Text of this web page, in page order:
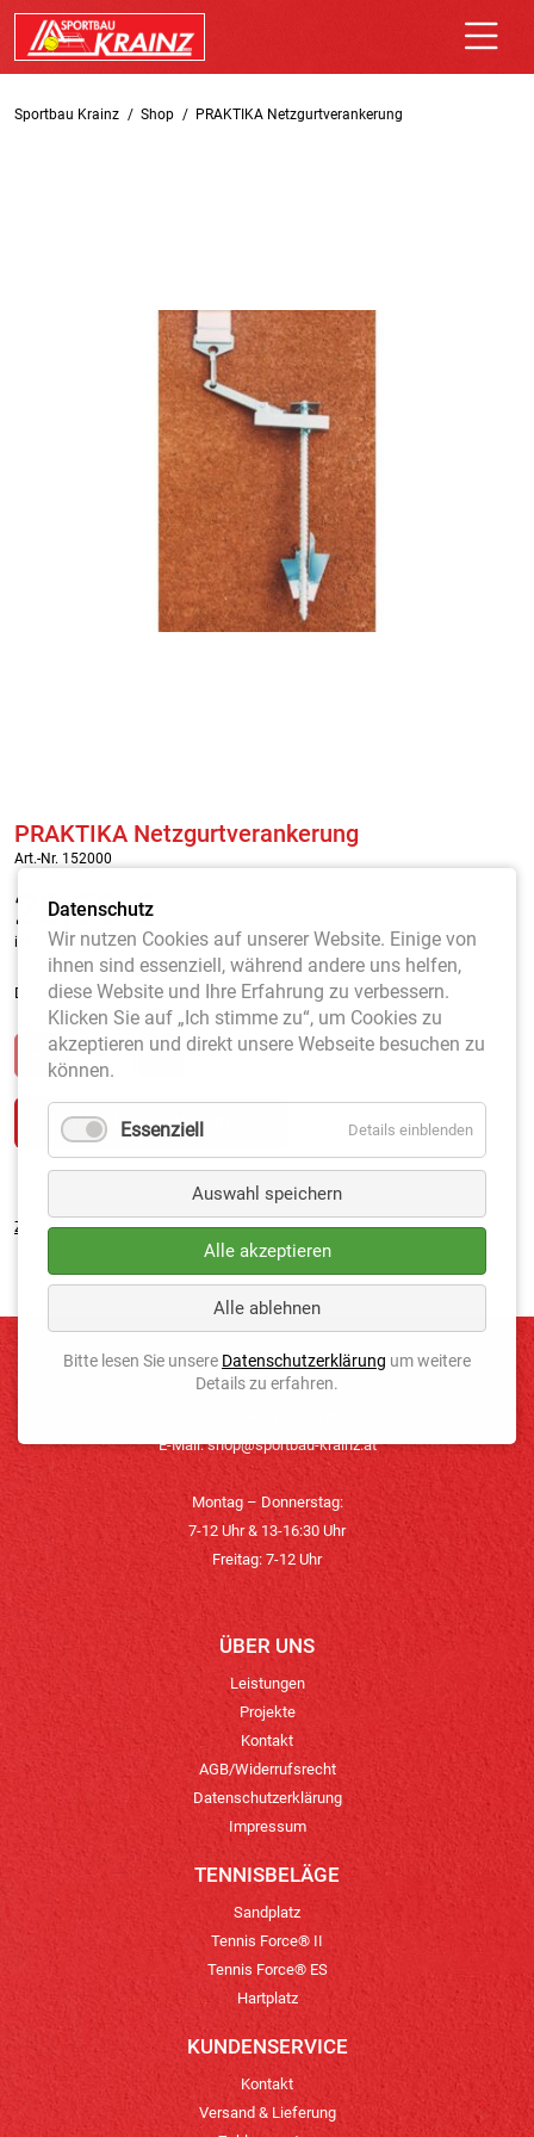
Sportbau Krainz Shop PRAKTIKA Netzgurtverankerung
PRAKTIKA Netzgurtverankerung
Art.-Nr. 152000
28,50€
inkl. MwSt. / zzgl. Versandkosten
Die PRAKTIKA Netzgurtverankerung ist aus der Praxis entstanden.
Zurück
KONTAKT
E-Mail:shop@sportbau-krainz.at
Montag – Donnerstag:
7-12 Uhr & 13-16:30 Uhr
Freitag: 7-12 Uhr
ÜBER UNS
Leistungen
Projekte
Kontakt
AGB/Widerrufsrecht
Datenschutzerklärung
Impressum
TENNISBELÄGE
Sandplatz
Tennis Force® II
Tennis Force® ES
Hartplatz
KUNDENSERVICE
Kontakt
Versand & Lieferung
Datenschutz
Wir nutzen Cookies auf unserer Website. Einige von
ihnen sind essenziell, während andere uns helfen,
diese Website und Ihre Erfahrung zu verbessern.
Klicken Sie auf „Ich stimme zu“, um Cookies zu
akzeptieren und direkt unsere Webseite besuchen zu
können.
Essenziell Details einblenden
Auswahl speichern
Alle akzeptieren
Alle ablehnen
Bitte lesen Sie unsere Datenschutzerklärung um weitere
Details zu erfahren.